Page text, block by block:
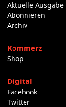
Aktuelle Ausgabe
Abonnieren
Archiv
Kommerz
Shop
Digital
Facebook
Twitter